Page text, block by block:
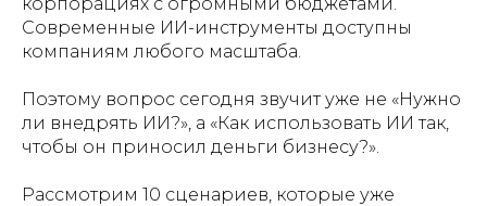
Современные ИИ-инструменты доступны
компаниям любого масштаба.
Поэтому вопрос сегодня звучит уже не «Нужно
ли внедрять ИИ?», а «Как использовать ИИ так,
чтобы он приносил деньги бизнесу?».
Рассмотрим 10 сценариев, которые уже